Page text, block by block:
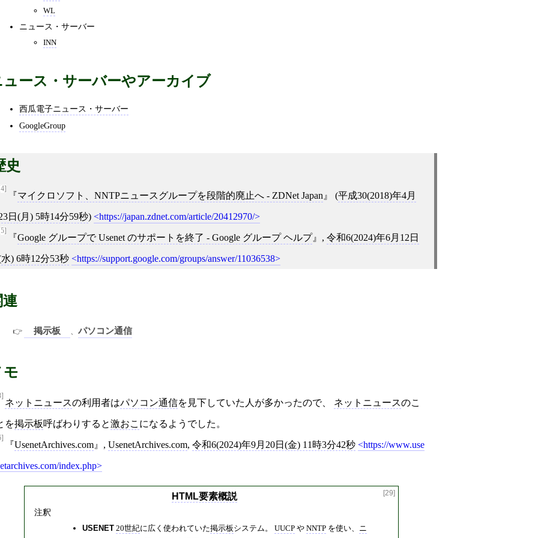
WL
ニュース・サーバー
INN
ュース・サーバーやアーカイブ
西瓜電子ニュース・サーバー
GoogleGroup
史
[4]
マイクロソフト、NNTPニュースグループを段階的廃止へ - ZDNet Japan (平成30(2018)年4月
日(月) 5時14分59秒) https://japan.zdnet.com/article/20412970/
[5]
Google グループで Usenet のサポートを終了 - Google グループ ヘルプ , 令和6(2024)年6月12日
) 6時12分53秒 https://support.google.com/groups/answer/11036538
連
掲示板 、 パソコン通信
モ
ネットニュースの利用者はパソコン通信を見下していた人が多かったので、 ネットニュースのこ
を掲示板呼ばわりすると激おこ になるようでした。
UsenetArchives.com , UsenetArchives.com, 令和6(2024)年9月20日(金) 11時3分42秒 https://www.use
index.php
[29]
HTML要素概説
注釈
USENET 20世紀に広く使われていた掲示板システム。 UUCP や NNTP を使い、
ニ